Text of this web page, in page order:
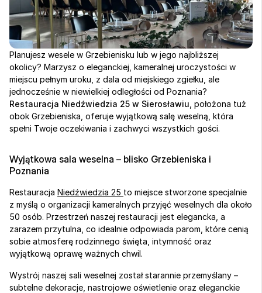
Planujesz wesele w Grzebienisku lub w jego najbliższej
okolicy? Marzysz o eleganckiej, kameralnej uroczystości w
miejscu pełnym uroku, z dala od miejskiego zgiełku, ale
Restauracja Niedźwiedzia 25 w Sierosławiu , położona tuż
obok Grzebieniska, oferuje wyjątkową salę weselną, która
spełni Twoje oczekiwania i zachwyci wszystkich gości.
Wyjątkowa sala weselna – blisko Grzebieniska i
Poznania
Restauracja Niedźwiedzia 25 to miejsce stworzone specjalnie
z myślą o organizacji kameralnych przyjęć weselnych dla około
50 osób. Przestrzeń naszej restauracji jest elegancka, a
zarazem przytulna, co idealnie odpowiada parom, które cenią
sobie atmosferę rodzinnego święta, intymność oraz
wyjątkową oprawę ważnych chwil.
Wystrój naszej sali weselnej został starannie przemyślany –
subtelne dekoracje, nastrojowe oświetlenie oraz eleganckie